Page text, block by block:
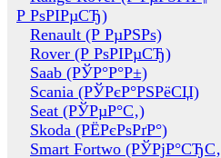
Р РѕРІРµСЂ)
Renault (Р РµРЅРѕ)
Rover (Р РѕРІРµСЂ)
Saab (РЎР°Р°Р±)
Scania (РЎРєР°РЅРёСЏ)
Seat (РЎРµР°С‚)
Skoda (РЁРєРѕРґР°)
Smart Fortwo (РЎРјР°СЂС‚